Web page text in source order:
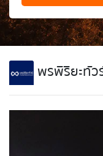
พรพิริยะทัว